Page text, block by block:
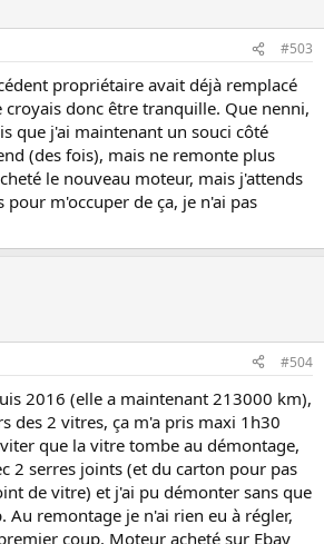
#503
propriétaire avait déjà remplacé
croyais donc être tranquille. Que nenni,
que j'ai maintenant un souci côté
(des fois), mais ne remonte plus
le nouveau moteur, mais j'attends
pour m'occuper de ça, je n'ai pas
#504
2016 (elle a maintenant 213000 km),
des 2 vitres, ça m'a pris maxi 1h30
que la vitre tombe au démontage,
2 serres joints (et du carton pour pas
de vitre) et j'ai pu démonter sans que
Au remontage je n'ai rien eu à régler,
coup. Moteur acheté sur Ebay